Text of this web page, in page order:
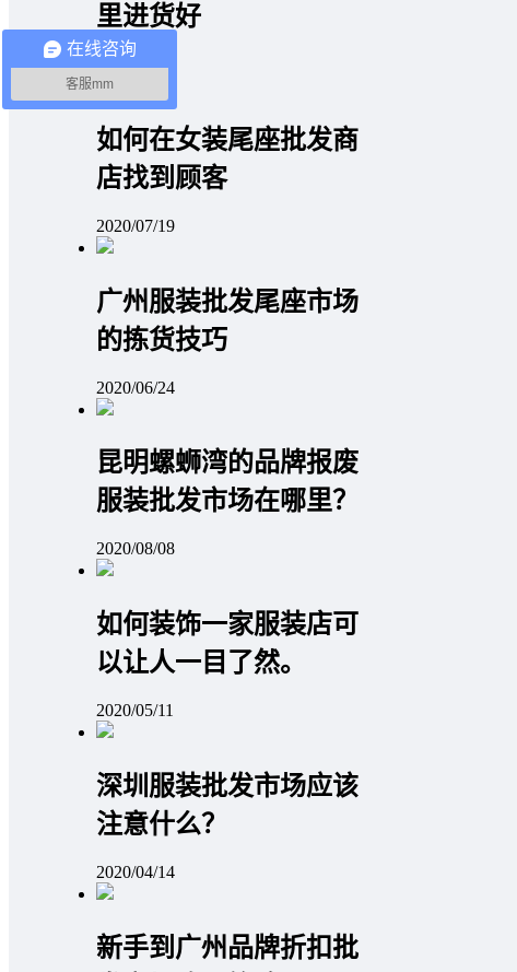
里进货好
2020/04/13
如何在女装尾座批发商
店找到顾客
2020/07/19
广州服装批发尾座市场
的拣货技巧
2020/06/24
昆明螺蛳湾的品牌报废
服装批发市场在哪里？
2020/08/08
如何装饰一家服装店可
以让人一目了然。
2020/05/11
深圳服装批发市场应该
注意什么？
2020/04/14
新手到广州品牌折扣批
在线咨询
客服mm